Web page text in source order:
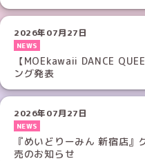
2026年07月27日
NEWS
【MOEkawaii DANCE
ング発表
2026年07月27日
NEWS
『めいどりーみん 新宿店
売のお知らせ